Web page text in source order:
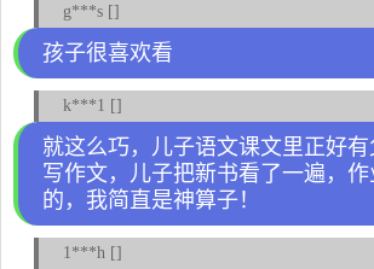
g***s []
孩子很喜欢看
k***1 []
就这么巧，儿子语文课文里正好有
写作文，儿子把新书看了一遍，
的，我简直是神算子！
1***h []